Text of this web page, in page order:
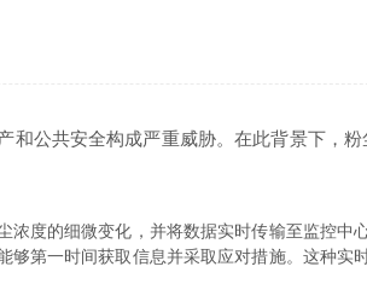
公共安全构成严重威胁。在此背景下，粉
度的细微变化，并将数据实时传输至监控中
第一时间获取信息并采取应对措施。这种实